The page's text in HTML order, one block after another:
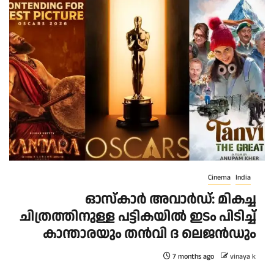
Cinema India
ഓസ്കാർ അവാർഡ്: മികച്ച
ചിത്രത്തിനുള്ള പട്ടികയിൽ ഇടം പിടിച്ച്
കാന്താരയും തൻവി ദ ലെജൻഡും
7 months ago vinaya k